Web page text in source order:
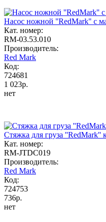
Насос ножной ''RedMark'' с
Кат. номер:
RM-03.53.010
Производитель:
Red Mark
Код:
724681
1 023р.
нет
Стяжка для груза ''RedMark''
Кат. номер:
RM-JTDC019
Производитель:
Red Mark
Код:
724753
736р.
нет